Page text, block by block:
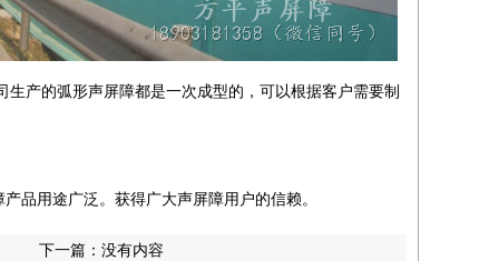
生产的弧形声屏障都是一次成型的，可以根据客户需要制
品用途广泛。获得广大声屏障用户的信赖。
下一篇： 没有内容